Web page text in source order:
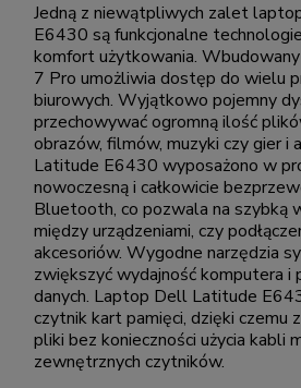
Jedną z niewątpliwych zalet
E6430 są funkcjonalne
komfort użytkowania.
7 Pro umożliwia dostęp do wielu
biurowych. Wyjątkowo pojemny
przechowywać ogromną ilość
obrazów, filmów, muzyki czy gier i
Latitude E6430 wyposażono w
nowoczesną i całkowicie
Bluetooth, co pozwala na szybką
między urządzeniami, czy
akcesoriów. Wygodne narzędzia
zwiększyć wydajność komputera i
danych. Laptop Dell Latitude
czytnik kart pamięci, dzięki czemu
pliki bez konieczności użycia kabli
zewnętrznych czytników.